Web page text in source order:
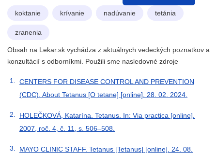
koktanie krívanie nadúvanie tetánia
zranenia
Obsah na Lekar.sk vychádza z aktuálnych vedeckých poznatkov a
konzultácií s odborníkmi. Použili sme nasledovné zdroje
CENTERS FOR DISEASE CONTROL AND PREVENTION
(CDC). About Tetanus [O tetane] [online]. 28. 02. 2024.
HOLEČKOVÁ, Katarína. Tetanus. In: Via practica [online].
2007, roč. 4, č. 11, s. 506–508.
MAYO CLINIC STAFF. Tetanus [Tetanus] [online]. 24. 08.